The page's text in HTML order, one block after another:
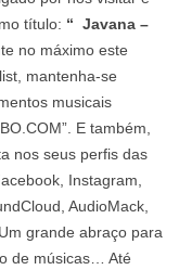
título: “ Javana –
no máximo este
mantenha-se
musicais
E também,
nos seus perfis das
Instagram,
AudioMack,
grande abraço para
de músicas… Até